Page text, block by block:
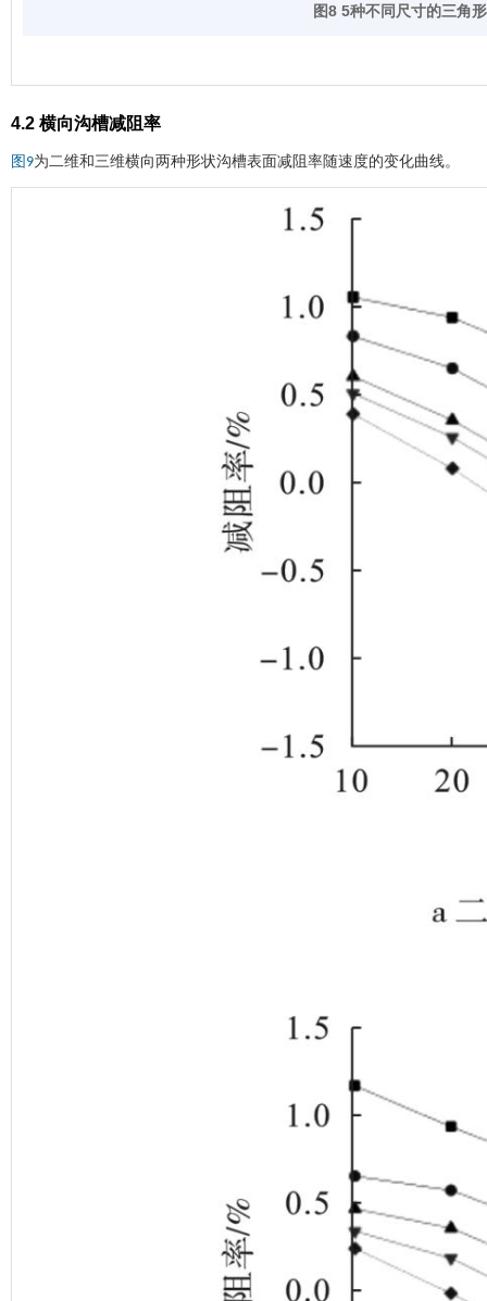
图8 5种不同尺寸的三角
4.2 横向沟槽减阻率
图9为二维和三维横向两种形状沟槽表面减阻率随速度的变化曲线。